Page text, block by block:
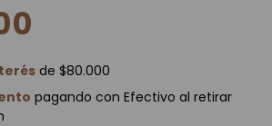
de $80.000
pagando con Efectivo al retirar